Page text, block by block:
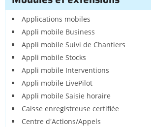
Applications mobiles
Appli mobile Business
Appli mobile Suivi de Chantiers
Appli mobile Stocks
Appli mobile Interventions
Appli mobile LivePilot
Appli mobile Saisie horaire
Caisse enregistreuse certifiée
Centre d'Actions/Appels